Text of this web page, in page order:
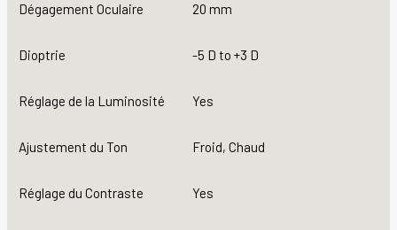
Dégagement Oculaire 20 mm
Dioptrie -5 D to +3 D
Réglage de la Luminosité Yes
Ajustement du Ton Froid, Chaud
Réglage du Contraste Yes